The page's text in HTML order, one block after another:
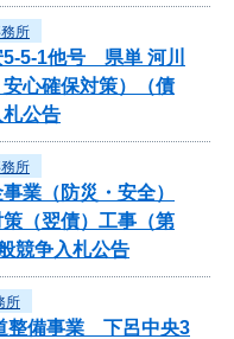
所
5-5-1他号 県単 河川
心確保対策）（債
公告
所
業（防災・安全）
策（翌債）工事（第
競争入札公告
所
整備事業 下呂中央3